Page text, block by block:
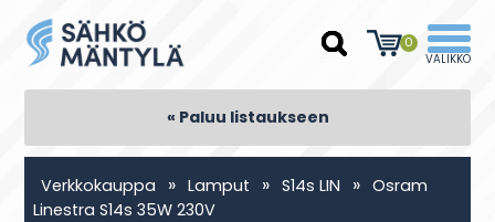
0
« Paluu listaukseen
Verkkokauppa » Lamput » S14s LIN » Osram
Linestra S14s 35W 230V